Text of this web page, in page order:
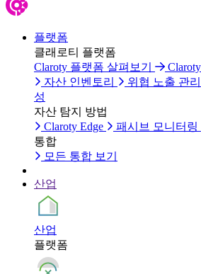
플랫폼
클래로티 플랫폼
Claroty 플랫폼 살펴보기
자산 인벤토리
위협 노출 관리
성
자산 탐지 방법
Claroty Edge
패시브 모니터링
통합
모든 통합 보기
산업
산업
플랫폼